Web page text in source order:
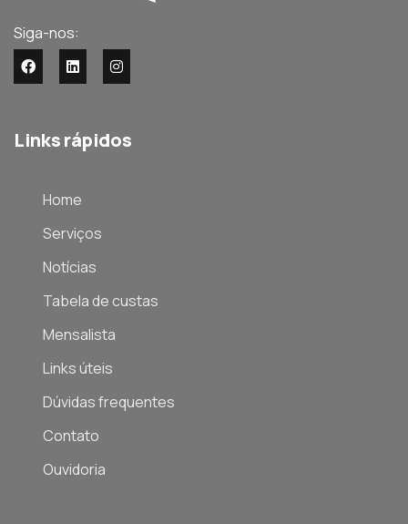
Siga-nos:
Links rápidos
Home
Serviços
Notícias
Tabela de custas
Mensalista
Links úteis
Dúvidas frequentes
Contato
Ouvidoria